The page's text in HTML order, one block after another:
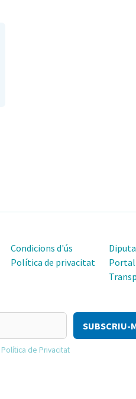
Condicions d'ús
Política de privacitat
Portal
de Privacitat